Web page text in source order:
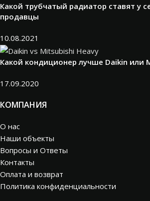
Какой трубчатый радиатор ставят у
продавцы
10.08.2021
Какой кондиционер лучше Daikin или
17.09.2020
КОМПАНИЯ
О нас
Наши объекты
Вопросы и Ответы
Контакты
Оплата и возврат
Политика конфиденциальности